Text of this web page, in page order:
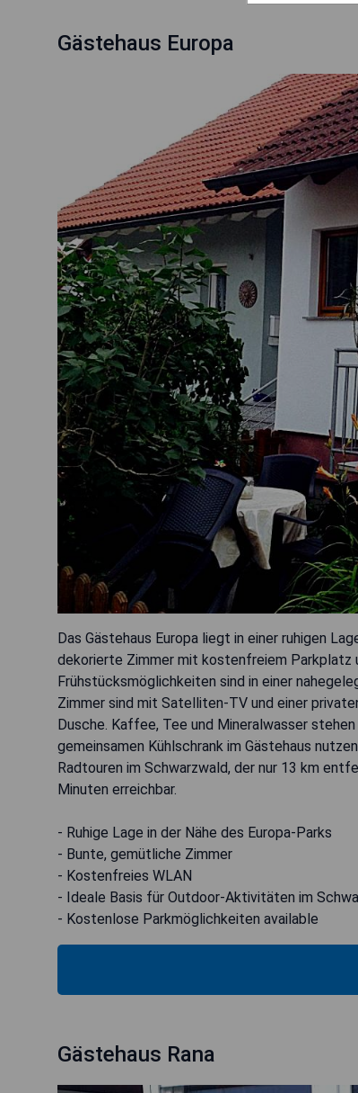
Gästehaus Europa
Das Gästehaus Europa liegt in einer ruhigen
dekorierte Zimmer mit kostenfreiem Parkplatz
Frühstücksmöglichkeiten sind in einer
Zimmer sind mit Satelliten-TV und einer
Dusche. Kaffee, Tee und Mineralwasser
gemeinsamen Kühlschrank im Gästehaus
Radtouren im Schwarzwald, der nur 13 km
Minuten erreichbar.
- Ruhige Lage in der Nähe des Europa-Parks
- Bunte, gemütliche Zimmer
- Kostenfreies WLAN
- Ideale Basis für Outdoor-Aktivitäten im
- Kostenlose Parkmöglichkeiten available
Gästehaus Rana